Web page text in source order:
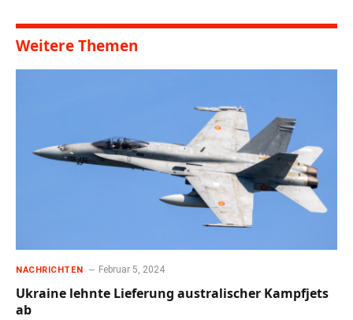
Weitere Themen
NACHRICHTEN Februar 5, 2024
Ukraine lehnte Lieferung australischer Kampfjets
ab